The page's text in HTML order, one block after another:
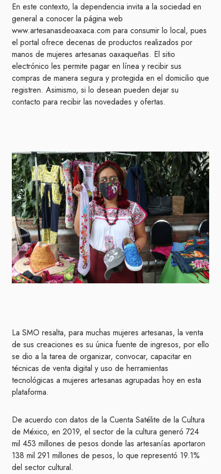
En este contexto, la dependencia invita a la sociedad en
general a conocer la página web
www.artesanasdeoaxaca.com para consumir lo local, pues
el portal ofrece decenas de productos realizados por
manos de mujeres artesanas oaxaqueñas. El sitio
electrónico les permite pagar en línea y recibir sus
compras de manera segura y protegida en el domicilio que
registren. Asimismo, si lo desean pueden dejar su
contacto para recibir las novedades y ofertas.
La SMO resalta, para muchas mujeres artesanas, la venta
de sus creaciones es su única fuente de ingresos, por ello
se dio a la tarea de organizar, convocar, capacitar en
técnicas de venta digital y uso de herramientas
tecnológicas a mujeres artesanas agrupadas hoy en esta
plataforma.
De acuerdo con datos de la Cuenta Satélite de la Cultura
de México, en 2019, el sector de la cultura generó 724
mil 453 millones de pesos donde las artesanías aportaron
138 mil 291 millones de pesos, lo que representó 19.1%
del sector cultural.